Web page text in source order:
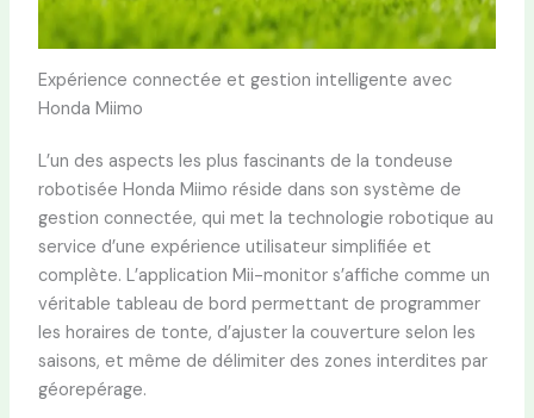
Expérience connectée et gestion intelligente avec
Honda Miimo
L’un des aspects les plus fascinants de la tondeuse
robotisée Honda Miimo réside dans son système de
gestion connectée, qui met la technologie robotique au
service d’une expérience utilisateur simplifiée et
complète. L’application Mii-monitor s’affiche comme un
véritable tableau de bord permettant de programmer
les horaires de tonte, d’ajuster la couverture selon les
saisons, et même de délimiter des zones interdites par
géorepérage.